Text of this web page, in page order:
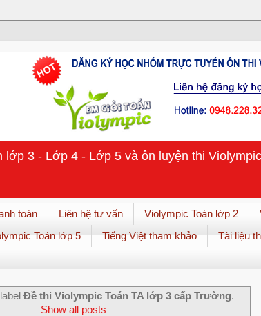
lớp 3 - Lớp 4 - Lớp 5 và ôn luyện thi
toán Liên hệ tư vấn Violympic Toán lớp 2
Toán lớp 5 Tiếng Việt tham khảo Tài liệu
Đề thi Violympic Toán TA lớp 3 cấp Trường.
Show all posts